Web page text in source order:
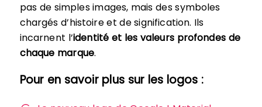
pas de simples images, mais des symboles
chargés d’histoire et de signification. Ils
incarnent l’identité et les valeurs profondes de
chaque marque.
Pour en savoir plus sur les logos :